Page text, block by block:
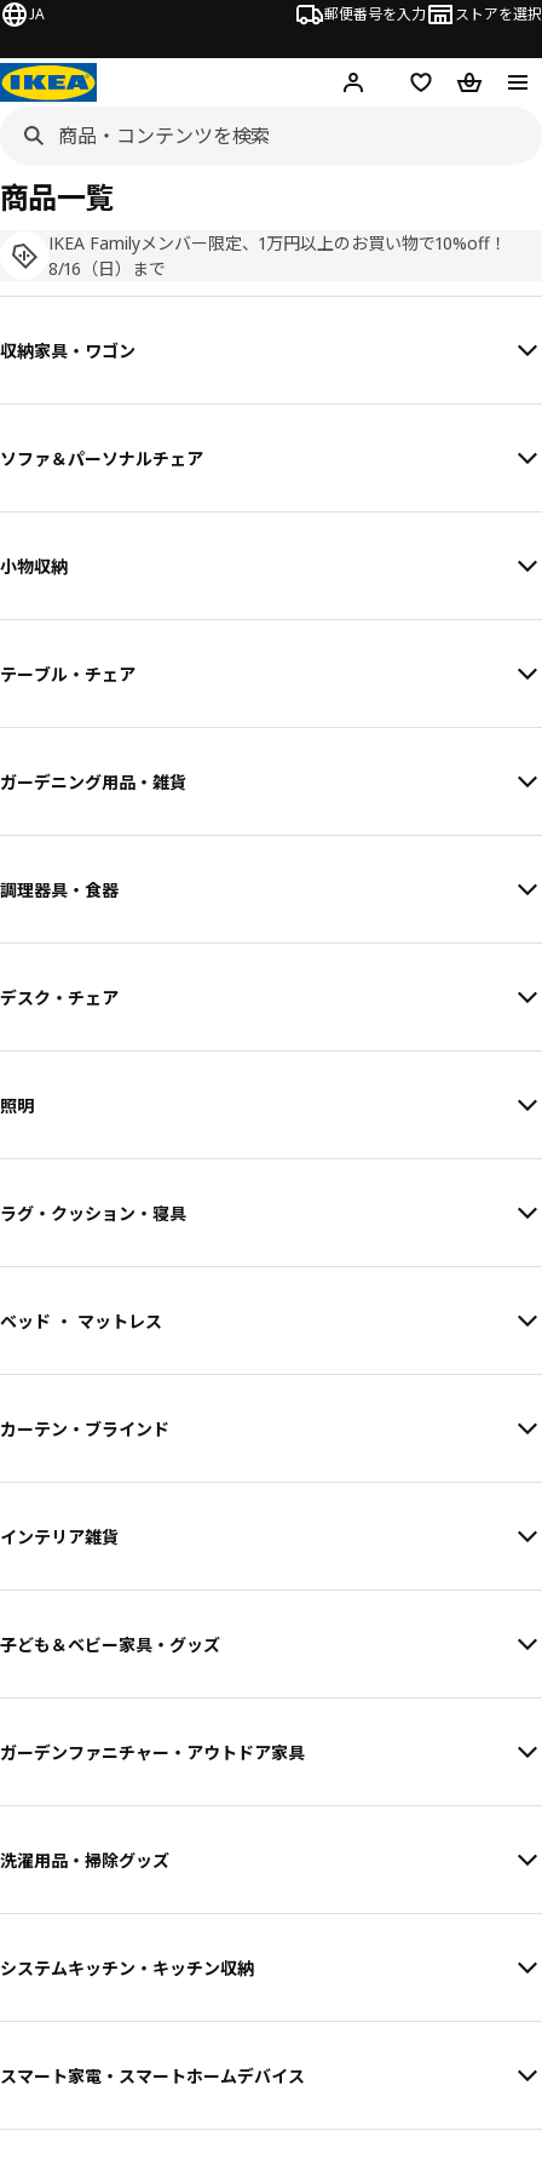
JA 郵便番号を入力 ストアを選択
ログイン・新規入会
欲しいものリスト
カート
IKEA Familyメンバー限定、1万円以上のお買い物で10%off！
8/16（日）まで
商品一覧
収納家具・ワゴン
ソファ＆パーソナルチェア
小物収納
テーブル・チェア
ガーデニング用品・雑貨
調理器具・食器
デスク・チェア
照明
ラグ・クッション・寝具
ベッド ・ マットレス
カーテン・ブラインド
インテリア雑貨
子ども＆ベビー家具・グッズ
ガーデンファニチャー・アウトドア家具
洗濯用品・掃除グッズ
システムキッチン・キッチン収納
スマート家電・スマートホームデバイス